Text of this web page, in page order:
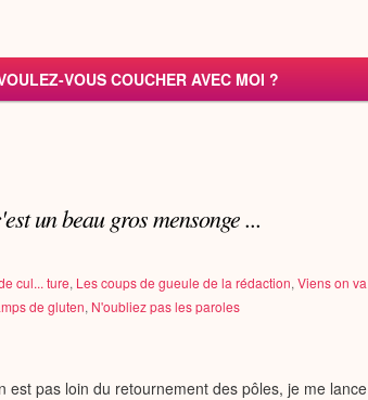
VOUS COUCHER AVEC MOI ?
un beau gros mensonge ...
cul... ture, Les coups de gueule de la rédaction, Viens on va
de gluten, N'oubliez pas les paroles
est pas loin du retournement des pôles, je me lance